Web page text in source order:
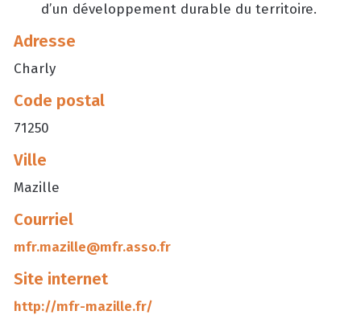
d’un développement durable du territoire.
Adresse
Charly
Code postal
71250
Ville
Mazille
Courriel
mfr.mazille@mfr.asso.fr
Site internet
http://mfr-mazille.fr/